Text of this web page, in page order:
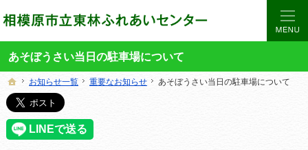
あそぼうさい当日の駐車場について
ホーム
お知らせ一覧 重要なお知らせ あそぼうさい当日の駐車場について
ホーム
お知らせ一覧 重要なお知らせ あそぼうさい当日の駐車場について